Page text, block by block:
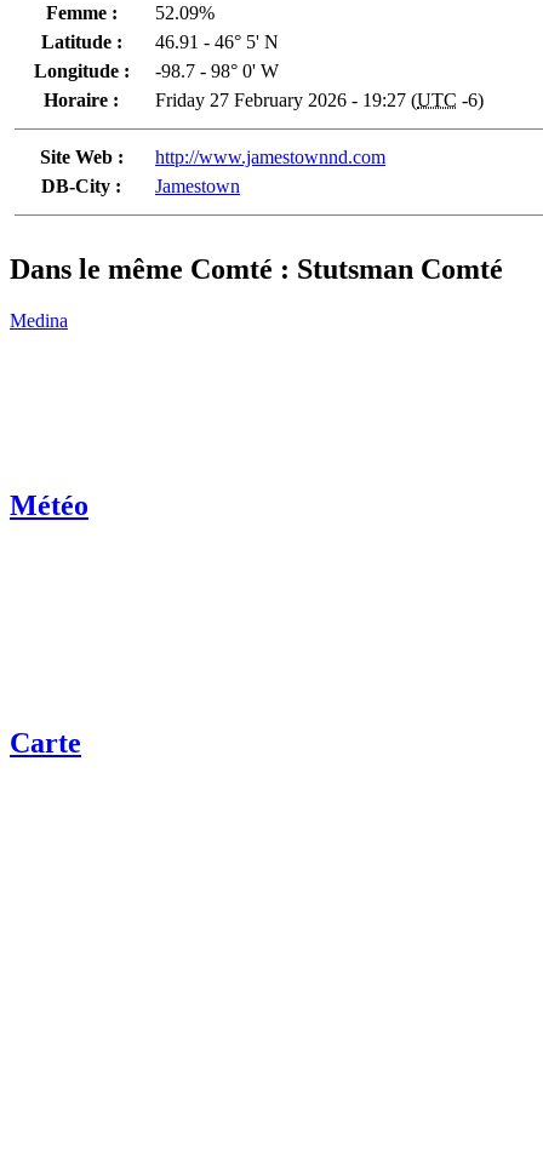
Femme :
52.09%
Latitude :
46.91 - 46° 5' N
Longitude :
-98.7 - 98° 0' W
Horaire :
Friday 27 February 2026 - 19:27 (UTC -6)
Site Web :
http://www.jamestownnd.com
DB-City :
Jamestown
Dans le même Comté : Stutsman Comté
Medina
Météo
Carte